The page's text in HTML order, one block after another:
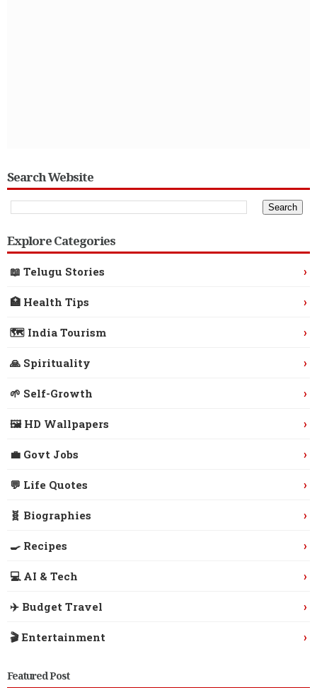
Search Website
Explore Categories
📖 Telugu Stories ›
🏥 Health Tips ›
🗺️ India Tourism ›
🙏 Spirituality ›
🌱 Self-Growth ›
🖼️ HD Wallpapers ›
💼 Govt Jobs ›
💬 Life Quotes ›
🧬 Biographies ›
🍳 Recipes ›
💻 AI & Tech ›
✈️ Budget Travel ›
🎬 Entertainment ›
Featured Post